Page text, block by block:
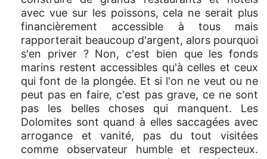
avec vue sur les poissons, cela ne serait plus
financièrement accessible à tous mais
rapporterait beaucoup d'argent, alors pourquoi
s'en priver ? Non, c'est bien que les fonds
marins restent accessibles qu'à celles et ceux
qui font de la plongée. Et si l'on ne veut ou ne
peut pas en faire, c'est pas grave, ce ne sont
pas les belles choses qui manquent. Les
Dolomites sont quand à elles saccagées avec
arrogance et vanité, pas du tout visitées
comme observateur humble et respecteux.